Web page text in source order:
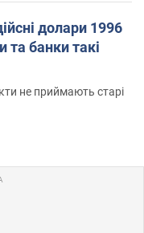
долари 1996
банки такі
не приймають старі